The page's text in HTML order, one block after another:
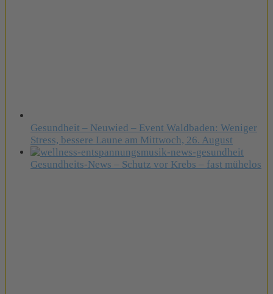
Gesundheit – Neuwied – Event Waldbaden: Weniger
Stress, bessere Laune am Mittwoch, 26. August
Gesundheits-News – Schutz vor Krebs – fast mühelos